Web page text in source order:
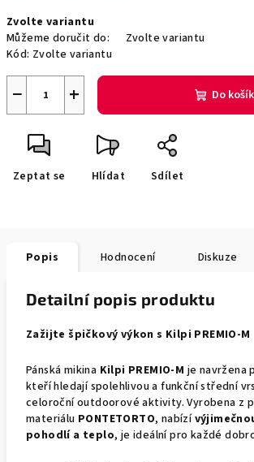
cena:
Zvolte variantu
Můžeme doručit do:
Zvolte variantu
Kód: Zvolte variantu
+
− Do
Zeptat se Hlídat Sdílet
Popis Hodnocení Diskuze
Detailní popis produktu
Zažijte špičkový výkon s Kilpi PREMIO-M
Pánská mikina Kilpi PREMIO-M je navržena
kteří hledají spolehlivou a funkční střední
celoroční outdoorové aktivity. Vyrobena z
materiálu PONTETORTO, nabízí
pohodlí a teplo, je ideální pro každé